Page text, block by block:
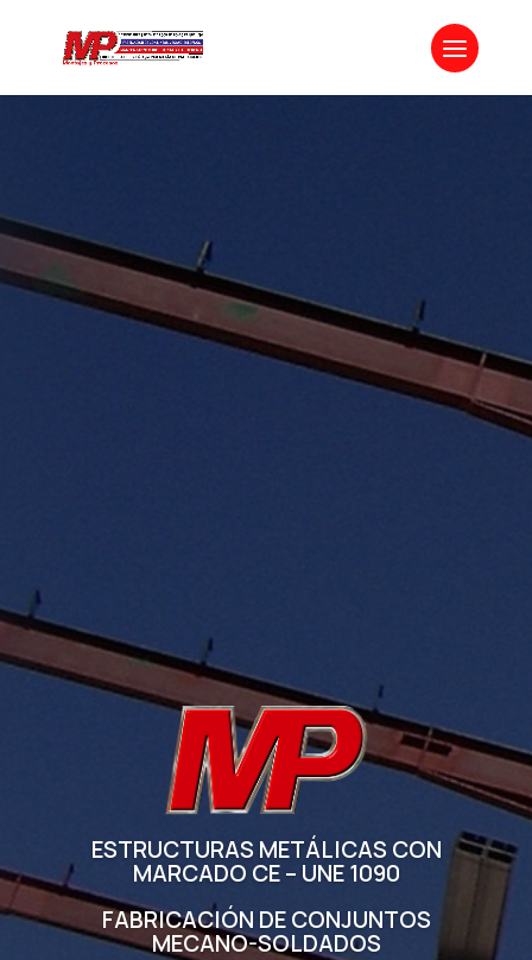
ESTRUCTURAS METÁLICAS CON
MARCADO CE – UNE 1090
FABRICACIÓN DE CONJUNTOS
MECANO-SOLDADOS